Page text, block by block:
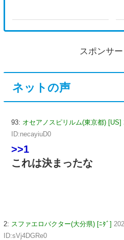
スポンサ
ネットの声
93: オセアノスピリルム(東京都) [US]
ID:necayiuD0
>>1
これは決まったな
2: スファエロバクター(大分県) [ﾆﾀﾞ]
ID:sVj4DGRe0